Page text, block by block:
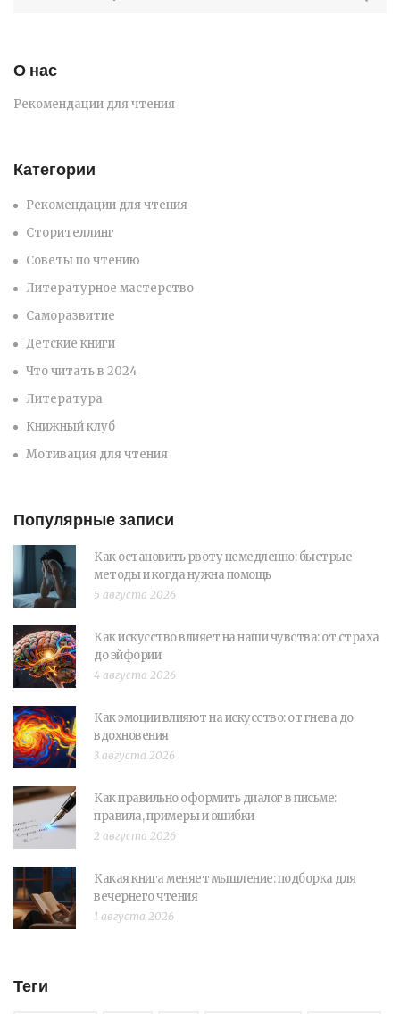
О нас
Рекомендации для чтения
Категории
Рекомендации для чтения
Сторителлинг
Советы по чтению
Литературное мастерство
Саморазвитие
Детские книги
Что читать в 2024
Литература
Книжный клуб
Мотивация для чтения
Популярные записи
Как остановить рвоту немедленно: быстрые
методы и когда нужна помощь
5 августа 2026
Как искусство влияет на наши чувства: от страха
до эйфории
4 августа 2026
Как эмоции влияют на искусство: от гнева до
вдохновения
3 августа 2026
Как правильно оформить диалог в письме:
правила, примеры и ошибки
2 августа 2026
Какая книга меняет мышление: подборка для
вечернего чтения
1 августа 2026
Теги